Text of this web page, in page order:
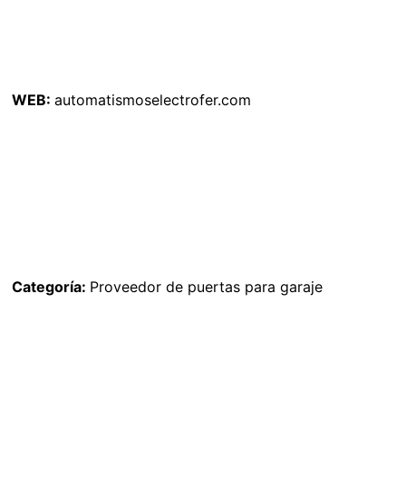
WEB: automatismoselectrofer.com
Categoría: Proveedor de puertas para garaje